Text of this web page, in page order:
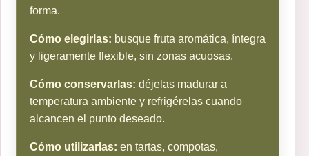
forma.
Cómo elegirlas: busque fruta aromática, íntegra
y ligeramente flexible, sin zonas acuosas.
Cómo conservarlas: déjelas madurar a
temperatura ambiente y refrigérelas cuando
alcancen el punto deseado.
Cómo utilizarlas: en tartas, compotas,